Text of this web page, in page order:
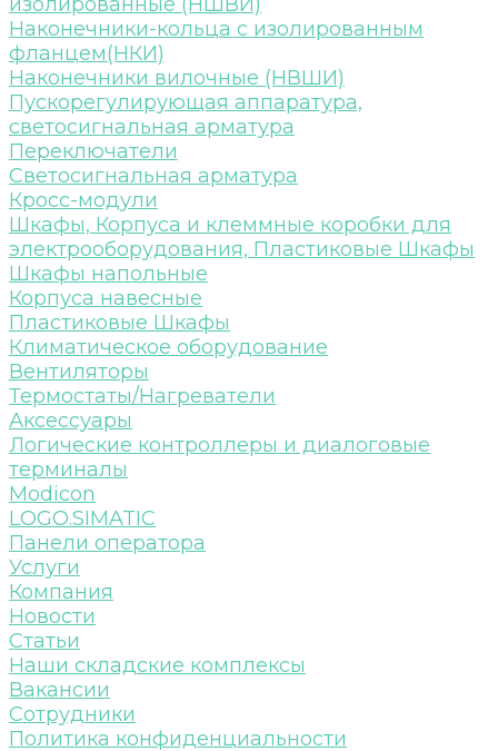
Наконечники-кольца с изолированным
фланцем(НКИ)
Наконечники вилочные (НВШИ)
Пускорегулирующая аппаратура,
светосигнальная арматура
Переключатели
Светосигнальная арматура
Кросс-модули
Шкафы, Корпуса и клеммные коробки для
электрооборудования, Пластиковые Шкафы
Шкафы напольные
Корпуса навесные
Пластиковые Шкафы
Климатическое оборудование
Вентиляторы
Термостаты/Нагреватели
Аксессуары
Логические контроллеры и диалоговые
терминалы
Modicon
LOGO.SIMATIC
Панели оператора
Услуги
Компания
Новости
Статьи
Наши складские комплексы
Вакансии
Сотрудники
Политика конфиденциальности